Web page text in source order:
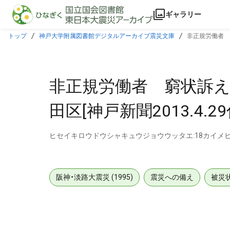
本文に飛ぶ
ギャラリー
トップ 神戸大学附属図書館デジタルアーカイブ震災文庫 非正規労働者
非正規労働者 窮状訴え
田区[神戸新聞2013.4.29
ヒセイキロウドウシャキュウジョウウッタエ:18カイメ
阪神・淡路大震災 (1995) 震災への備え 被災